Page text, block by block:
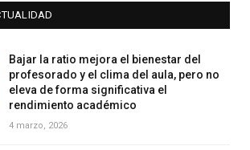
Bajar la ratio mejora el bienestar del
profesorado y el clima del aula, pero no
eleva de forma significativa el
rendimiento académico
4 marzo, 2026